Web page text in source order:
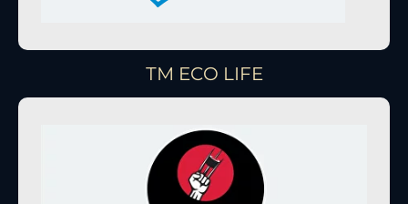
ТМ ECO LIFE